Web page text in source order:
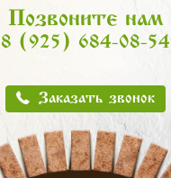
Позвоните нам
8 (925) 684-08-54
Заказать звонок